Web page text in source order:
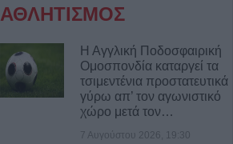
Διαγνωστικό Εργαστήριο "Έρευνα και Υγεία"
ΑΘΛΗΤΙΣΜΟΣ
Η Αγγλική Ποδοσφαιρική
Ομοσπονδία καταργεί τα
τσιμεντένια προστατευτικά
γύρω απ’ τον αγωνιστικό
χώρο μετά τον…
7 Αυγούστου 2026, 19:30